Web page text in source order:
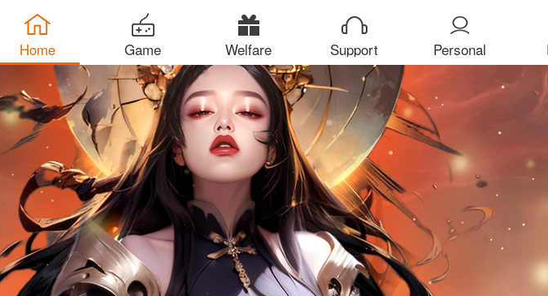
Home Game Welfare Support
Personal
Center